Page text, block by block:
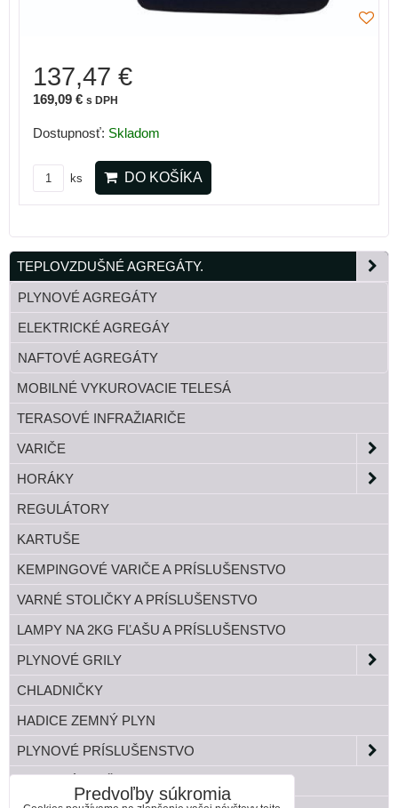
137,47 €
169,09 € s DPH
Dostupnosť: Skladom
ks DO KOŠÍKA
TEPLOVZDUŠNÉ AGREGÁTY.
PLYNOVÉ AGREGÁTY
ELEKTRICKÉ AGREGÁY
NAFTOVÉ AGREGÁTY
MOBILNÉ VYKUROVACIE TELESÁ
TERASOVÉ INFRAŽIARIČE
VARIČE
HORÁKY
REGULÁTORY
KARTUŠE
KEMPINGOVÉ VARIČE A PRÍSLUŠENSTVO
VARNÉ STOLIČKY A PRÍSLUŠENSTVO
LAMPY NA 2KG FĽAŠU A PRÍSLUŠENSTVO
PLYNOVÉ GRILY
CHLADNIČKY
HADICE ZEMNÝ PLYN
PLYNOVÉ PRÍSLUŠENSTVO
Predvoľby súkromia